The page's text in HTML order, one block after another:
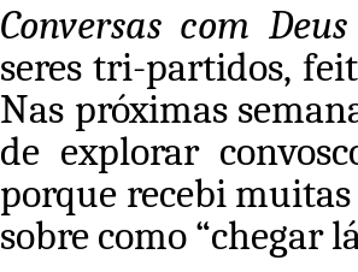
Conversas com Deus
seres tri-partidos,
Nas próximas
de explorar
porque recebi
sobre como “chegar